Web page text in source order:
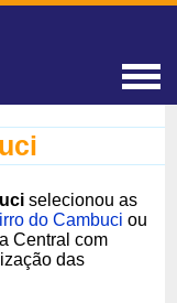
selecionou as
do Cambuci ou
Central com
das